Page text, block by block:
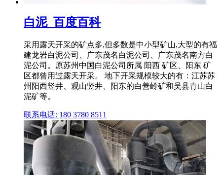
白泥_百度百科
采用露天开采的矿点多,但多数是中小型矿山,大型的有福
建龙岩白泥公司、广东茂名白泥公司、广东茂名南方白
泥公司。原苏州中国白泥公司所属 阳西 矿区、阳东 矿
区都曾用过露天开采。 地下开采规模较大的有：江苏苏
州阳西竖井、观山竖井、阳东的白善岭矿和吴县青山白
泥矿等。
联系电话: 180 3780 8511